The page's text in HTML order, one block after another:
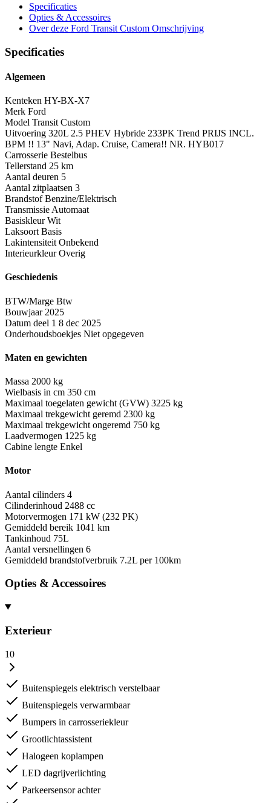
Specificaties
Opties & Accessoires
Over deze Ford Transit Custom Omschrijving
Specificaties
Algemeen
Kenteken HY-BX-X7
Merk Ford
Model Transit Custom
Uitvoering 320L 2.5 PHEV Hybride 233PK Trend PRIJS INCL.
BPM !! 13" Navi, Adap. Cruise, Camera!! NR. HYB017
Carrosserie Bestelbus
Tellerstand 25 km
Aantal deuren 5
Aantal zitplaatsen 3
Brandstof Benzine/Elektrisch
Transmissie Automaat
Basiskleur Wit
Laksoort Basis
Lakintensiteit Onbekend
Interieurkleur Overig
Geschiedenis
BTW/Marge Btw
Bouwjaar 2025
Datum deel 1 8 dec 2025
Onderhoudsboekjes Niet opgegeven
Maten en gewichten
Massa 2000 kg
Wielbasis in cm 350 cm
Maximaal toegelaten gewicht (GVW) 3225 kg
Maximaal trekgewicht geremd 2300 kg
Maximaal trekgewicht ongeremd 750 kg
Laadvermogen 1225 kg
Cabine lengte Enkel
Motor
Aantal cilinders 4
Cilinderinhoud 2488 cc
Motorvermogen 171 kW (232 PK)
Gemiddeld bereik 1041 km
Tankinhoud 75L
Aantal versnellingen 6
Gemiddeld brandstofverbruik 7.2L per 100km
Opties & Accessoires
Exterieur
10
Buitenspiegels elektrisch verstelbaar
Buitenspiegels verwarmbaar
Bumpers in carrosseriekleur
Grootlichtassistent
Halogeen koplampen
LED dagrijverlichting
Parkeersensor achter